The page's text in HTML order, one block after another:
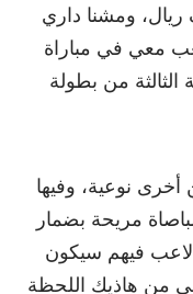
ريال، ومشنا داري
معي في مباراة
من بطولة
أخرى نوعية، وفيها
مريحة بضمار
فيهم سيكون
من هاذيك اللحظة